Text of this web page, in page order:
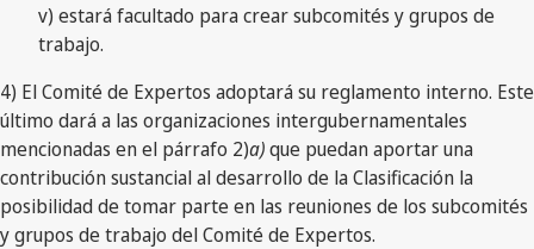
v) estará facultado para crear subcomités y grupos de
trabajo.
4) El Comité de Expertos adoptará su reglamento interno. Este
último dará a las organizaciones intergubernamentales
mencionadas en el párrafo 2)a)que puedan aportar una
contribución sustancial al desarrollo de la Clasificación la
posibilidad de tomar parte en las reuniones de los subcomités
y grupos de trabajo del Comité de Expertos.